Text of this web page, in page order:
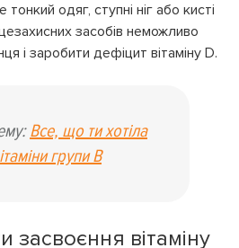
одяг, ступні ніг або кисті
засобів неможливо
і заробити дефіцит вітаміну D.
Все, що ти хотіла
групи В
засвоєння вітаміну